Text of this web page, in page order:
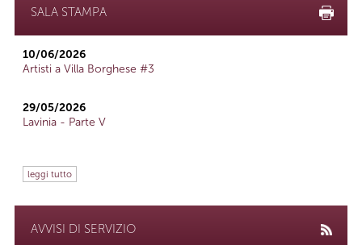
SALA STAMPA
10/06/2026
Artisti a Villa Borghese #3
29/05/2026
Lavinia - Parte V
leggi tutto
AVVISI DI SERVIZIO